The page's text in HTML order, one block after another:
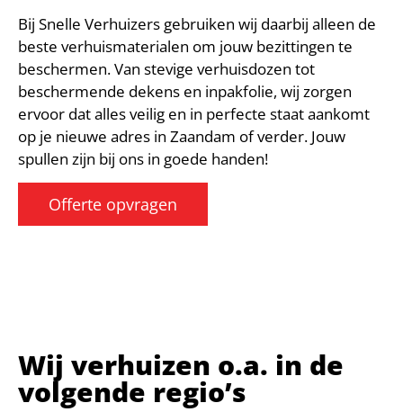
Bij Snelle Verhuizers gebruiken wij daarbij alleen de
beste verhuismaterialen om jouw bezittingen te
beschermen. Van stevige verhuisdozen tot
beschermende dekens en inpakfolie, wij zorgen
ervoor dat alles veilig en in perfecte staat aankomt
op je nieuwe adres in Zaandam of verder. Jouw
spullen zijn bij ons in goede handen!
Offerte opvragen
Wij verhuizen o.a. in de
volgende regio’s